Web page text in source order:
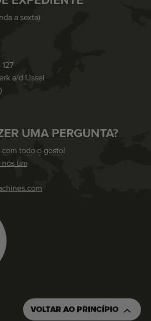
a sexta)
a/d IJssel
UMA PERGUNTA?
com todo o gosto!
um
VOLTAR AO PRINCÍPIO